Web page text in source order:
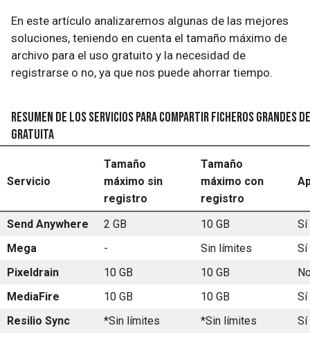
En este artículo analizaremos algunas de las mejores
soluciones, teniendo en cuenta el tamaño máximo de
archivo para el uso gratuito y la necesidad de
registrarse o no, ya que nos puede ahorrar tiempo.
Resumen de los servicios para compartir ficheros grandes
gratuita
Servicio
Tamaño
máximo sin
registro
Tamaño
máximo con
registro
Send Anywhere 2 GB 10 GB
Sí
Mega
- Sin límites
Sí
Pixeldrain
10 GB 10 GB
MediaFire
10 GB 10 GB
Sí
Resilio Sync
*Sin límites *Sin límites
Sí